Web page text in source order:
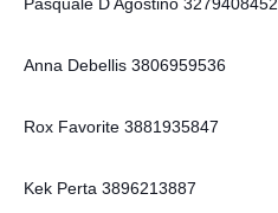
Anna Debellis 3806959536
Rox Favorite 3881935847
Kek Perta 3896213887